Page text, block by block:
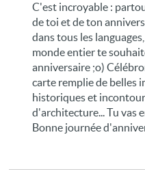
C'est incroyable :
de toi et de ton
dans tous les
monde entier te
anniversaire ;o)
carte remplie de belles
historiques et
d'architecture... Tu vas
Bonne journée